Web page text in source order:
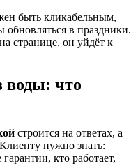
быть кликабельным,
обновляться в праздники.
странице, он уйдёт к
воды: что
строится на ответах, а
нужно знать:
кто работает,